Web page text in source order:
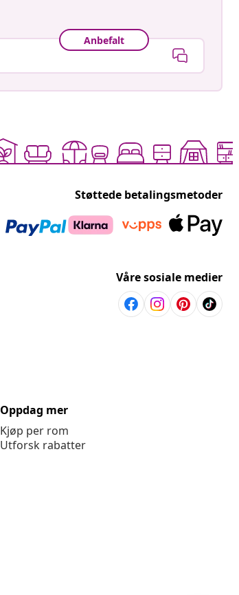
Anbefalt
Støttede betalingsmetoder
Våre sosiale medier
Oppdag mer
Kjøp per rom
Utforsk rabatter